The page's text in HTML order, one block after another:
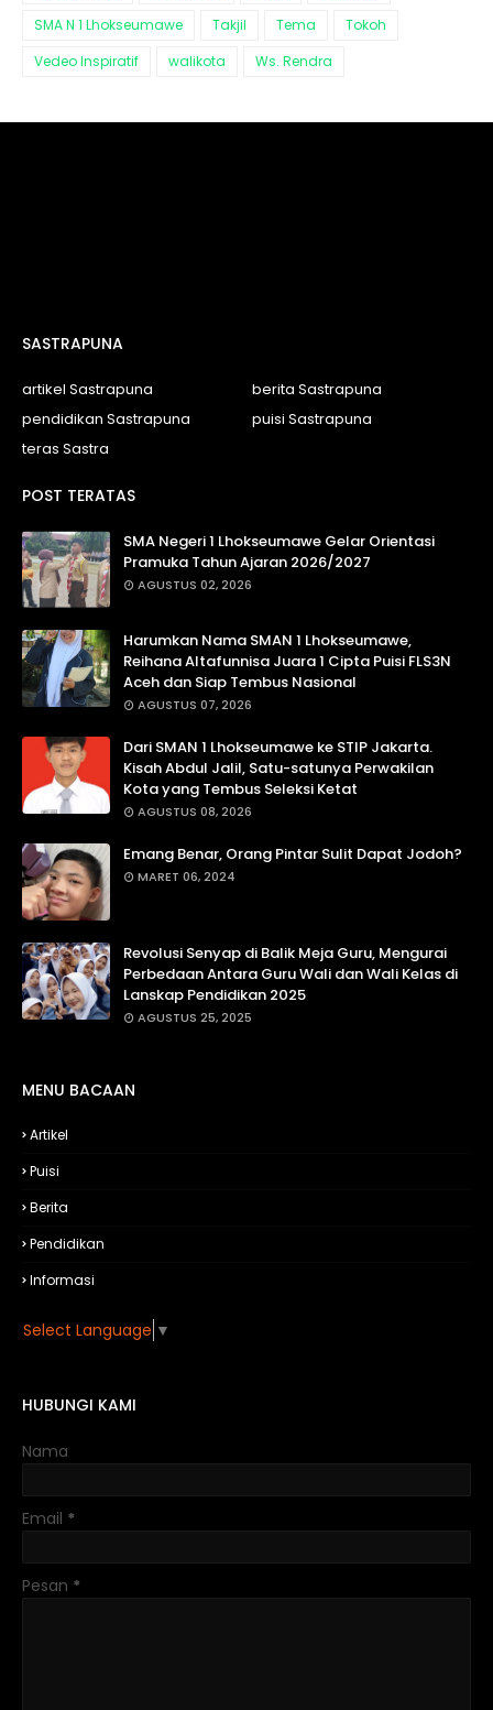
SMA N 1 Lhokseumawe
Takjil Tema
Tokoh
Vedeo Inspiratif
walikota Ws. Rendra
SASTRAPUNA
artikel Sastrapuna
berita Sastrapuna
pendidikan Sastrapuna
puisi Sastrapuna
teras Sastra
POST TERATAS
SMA Negeri 1 Lhokseumawe Gelar Orientasi
Pramuka Tahun Ajaran 2026/2027
AGUSTUS 02, 2026
Harumkan Nama SMAN 1 Lhokseumawe,
Reihana Altafunnisa Juara 1 Cipta Puisi FLS3N
Aceh dan Siap Tembus Nasional
AGUSTUS 07, 2026
Dari SMAN 1 Lhokseumawe ke STIP Jakarta.
Kisah Abdul Jalil, Satu-satunya Perwakilan
Kota yang Tembus Seleksi Ketat
AGUSTUS 08, 2026
Emang Benar, Orang Pintar Sulit Dapat Jodoh?
MARET 06, 2024
Revolusi Senyap di Balik Meja Guru, Mengurai
Perbedaan Antara Guru Wali dan Wali Kelas di
Lanskap Pendidikan 2025
AGUSTUS 25, 2025
MENU BACAAN
Artikel
Puisi
Berita
Pendidikan
Informasi
Select Language ▼
HUBUNGI KAMI
Nama
Email *
Pesan *